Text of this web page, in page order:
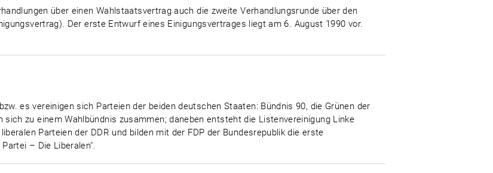
über einen Wahlstaatsvertrag auch die zweite Verhandlungsrunde über den
Der erste Entwurf eines Einigungsvertrages liegt am 6. August 1990 vor.
es vereinigen sich Parteien der beiden deutschen Staaten: Bündnis 90, die Grünen der
sich zu einem Wahlbündnis zusammen; daneben entsteht die Listenvereinigung Linke
Parteien der DDR und bilden mit der FDP der Bundesrepublik die erste
– Die Liberalen".